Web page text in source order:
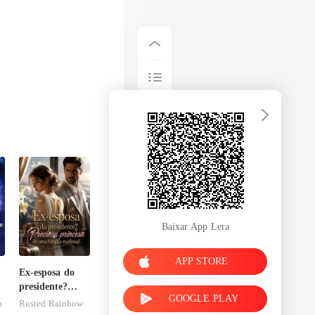
Ex-esposa do
presidente?
Preciosa
Rusted Rainbow
Baixar App Lera
APP STORE
GOOGLE PLAY